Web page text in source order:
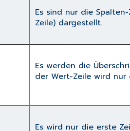
Es sind nur die
Zeile) dargestellt.
Es werden die
der Wert-Zeile wird
Es wird nur die erste